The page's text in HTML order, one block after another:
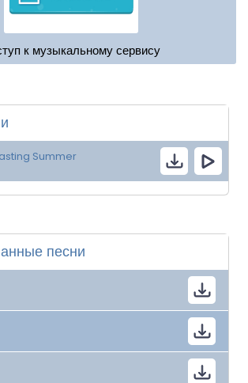
к музыкальному сервису
Summer
песни